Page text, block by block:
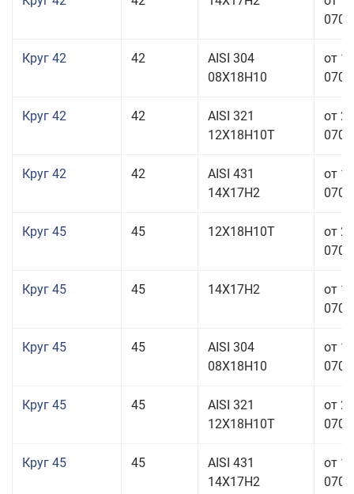
Круг 42 42
AISI 304
08Х18Н10
от
Круг 42 42
AISI 321
12Х18Н10Т
от
Круг 42 42
AISI 431
14Х17Н2
от
Круг 45 45 12Х18Н10Т
от
Круг 45 45 14Х17Н2
от
Круг 45 45
AISI 304
08Х18Н10
от
Круг 45 45
AISI 321
12Х18Н10Т
от
Круг 45 45
AISI 431
14Х17Н2
от